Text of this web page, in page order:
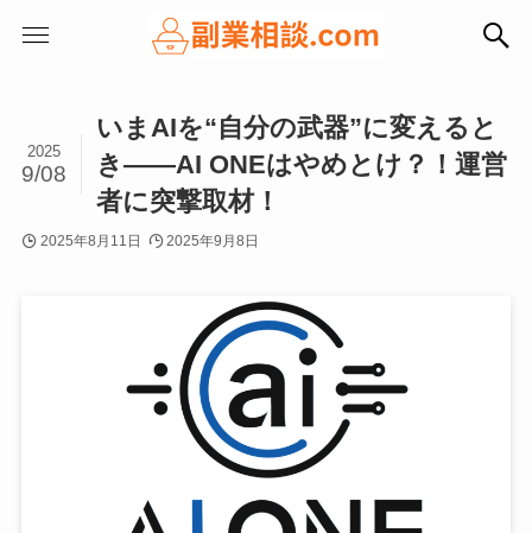
いまAIを“自分の武器”に変えると
き——AI ONEはやめとけ？！運営
者に突撃取材！
2025
9/08
2025年8月11日 2025年9月8日